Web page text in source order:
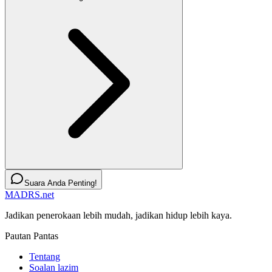
Suara Anda Penting!
MADRS.net
Jadikan penerokaan lebih mudah, jadikan hidup lebih kaya.
Pautan Pantas
Tentang
Soalan lazim